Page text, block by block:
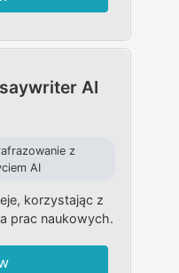
AI
z
AI
korzystając z
prac naukowych.